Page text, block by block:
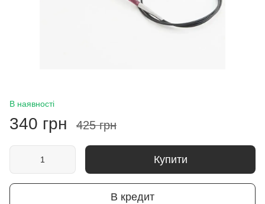
В наявності
340 грн 425 грн
Купити
В кредит